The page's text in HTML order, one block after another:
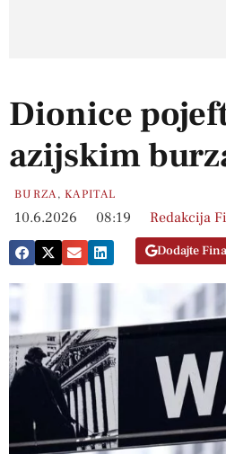
Dionice
azijskim
BURZA,KAPITAL
10.6.2026 08:19 Redakcija
Dodajte